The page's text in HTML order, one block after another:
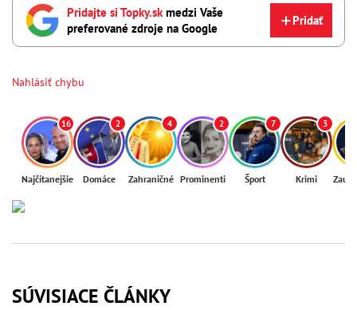
Pridajte si Topky.sk medzi Vaše
preferované zdroje na Google
Pridať
Nahlásiť chybu
16
Najčítanejšie
2
Domáce
4
Zahraničné
2
Prominenti
7
Šport
3
Krimi
SÚVISIACE ČLÁNKY